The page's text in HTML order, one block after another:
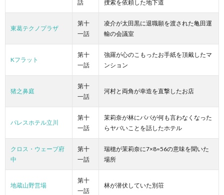
話 捜索を依頼した地下道
東葛テクノプラザ
第十
一話
凌介が太田黒に退職願を渡された亀田運
輸の会議室
Kフラット
第十
一話
強羅が心のこもったお手紙を頂戴したマ
ンション
猪之鼻庭
第十
一話
河村と両角が幸造を直撃したお店
パレスホテル立川
第十
一話
茉莉奈が林にパパが何も言わなくなった
らヤバいことを話したホテル
クロス・ウェーブ府
中
第十
一話
瑞穂が茉莉奈に7×8=56の意味を聞いた
場所
地蔵山野営場
第十
一話
林が潜伏していた別荘